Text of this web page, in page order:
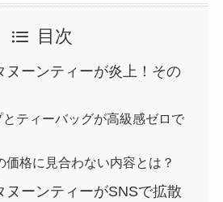
目次
ヌーンティーが炎上！その
ティーバッグが高級感ゼロで
価格に見合わない内容とは？
ヌーンティーがSNSで拡散